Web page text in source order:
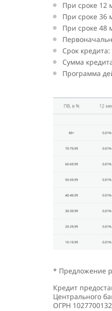
При сроке 12
При сроке 36
При сроке 48
Срок
Сумма
Программа
* Предложение
Кредит
Центрального
ОГРН